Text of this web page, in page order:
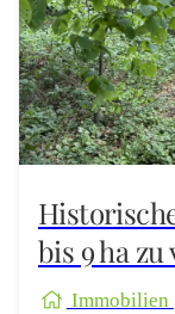
bis 9 ha
Immobilien